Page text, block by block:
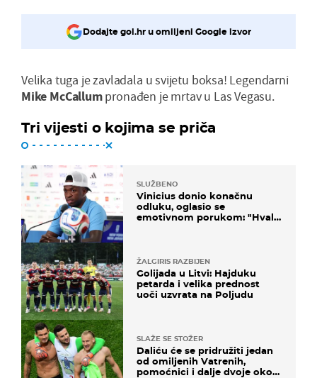
Dodajte gol.hr u omiljeni Google izvor
Velika tuga je zavladala u svijetu boksa! Legendarni
Mike McCallumpronađen je mrtav u Las Vegasu.
Tri vijesti o kojima se priča
SLUŽBENO
Vinicius donio konačnu
odluku, oglasio se
emotivnom porukom: "Hvala
ŽALGIRIS RAZBIJEN
Golijada u Litvi: Hajduku
petarda i velika prednost
uoči uzvrata na Poljudu
SLAŽE SE STOŽER
Daliću će se pridružiti jedan
od omiljenih Vatrenih,
pomoćnici i dalje dvoje oko